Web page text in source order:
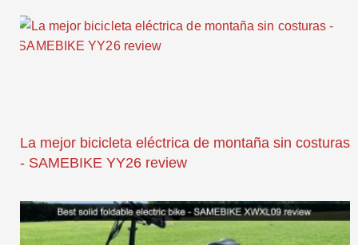
La mejor bicicleta eléctrica de montaña sin costuras
- SAMEBIKE YY26 review